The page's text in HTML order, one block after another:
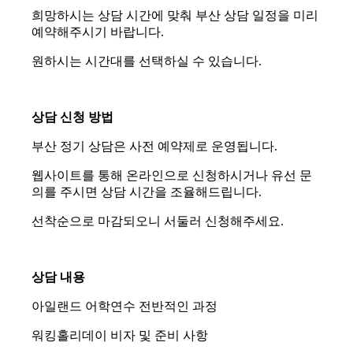
희망하시는 상담 시간에 맞춰 부산 상담 일정을 미리
예약해주시기 바랍니다.
원하시는 시간대를 선택하실 수 있습니다.
상담 신청 방법
부산 정기 상담은 사전 예약제로 운영됩니다.
웹사이트를 통해 온라인으로 신청하시거나 유선 문
의를 주시면 상담 시간을 조율해드립니다.
선착순으로 마감되오니 서둘러 신청해주세요.
상담 내용
아일랜드 어학연수 전반적인 과정
워킹홀리데이 비자 및 준비 사항